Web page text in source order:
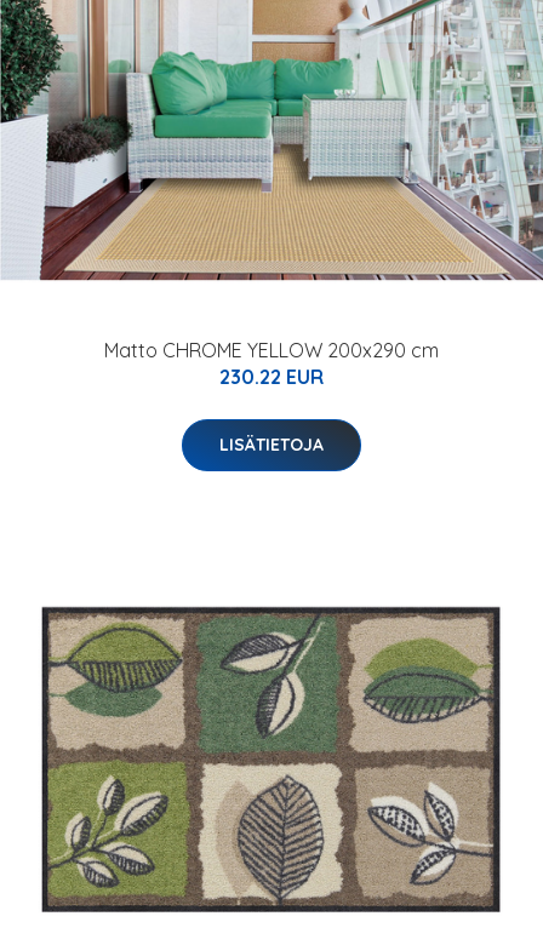
Matto CHROME YELLOW 200x290 cm
230.22 EUR
LISÄTIETOJA